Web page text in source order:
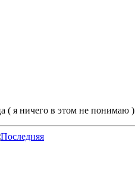
( я ничего в этом не понимаю )